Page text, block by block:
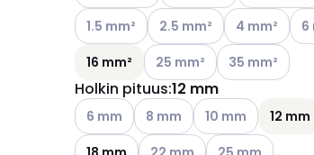
Katso käytettävissä olevat vaihtoehdot
1.5 mm² Katso käytettävissä
2.5 mm² Katso
4 mm² 6
16 mm²
Katso käytettävissä olevat
25 mm² Katso
35 mm²
Holkin pituus:12 mm
Katso käytettävissä olevat vaihtoehdot
6 mm Katso käytettävissä olevat
8 mm Katso
10 mm 12 mm
Katso käytettävissä olevat
Katso